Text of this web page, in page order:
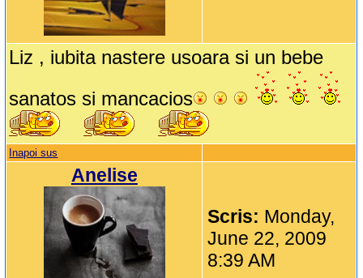
Liz , iubita nastere usoara si un bebe
sanatos si mancacios
Inapoi sus
Anelise
Scris: Monday,
June 22, 2009
8:39 AM